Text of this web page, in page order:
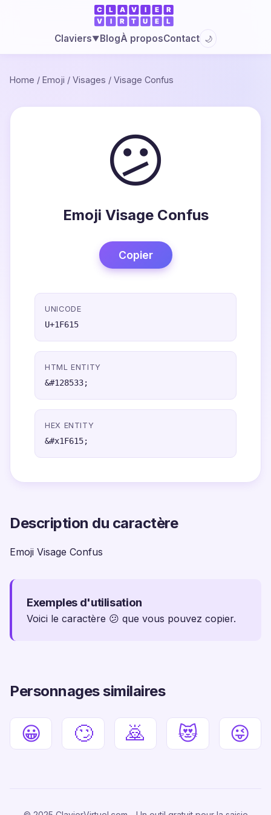
Claviers▼BlogÀ proposContact 🌙
Home / Emoji / Visages / Visage Confus
😕
Emoji Visage Confus
Copier
UNICODE
U+1F615
HTML ENTITY
&#128533;
HEX ENTITY
&#x1F615;
Description du caractère
Emoji Visage Confus
Exemples d'utilisation
Voici le caractère 😕 que vous pouvez copier.
Personnages similaires
😀 🙄 🙇 😻 😜